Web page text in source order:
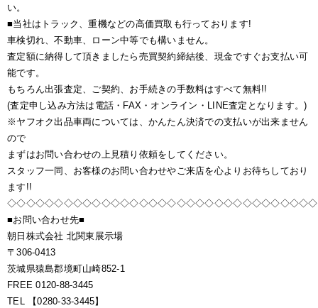
い。
■当社はトラック、重機などの高価買取も行っております!
車検切れ、不動車、ローン中等でも構いません。
査定額に納得して頂きましたら売買契約締結後、現金ですぐお支払い可
能です。
もちろん出張査定、ご契約、お手続きの手数料はすべて無料!!
(査定申し込み方法は電話・FAX・オンライン・LINE査定となります。)
※ヤフオク出品車両については、かんたん決済での支払いが出来ません
ので
まずはお問い合わせの上見積り依頼をしてください。
スタッフ一同、お客様のお問い合わせやご来店を心よりお待ちしており
ます!!
■お問い合わせ先■
朝日株式会社 北関東展示場
〒306-0413
茨城県猿島郡境町山崎852-1
FREE 0120-88-3445
TEL 【0280-33-3445】